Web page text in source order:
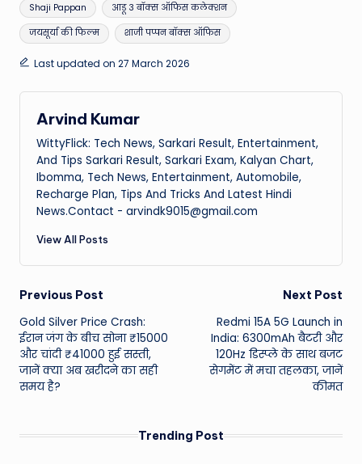
Shaji Pappan आडू 3 बॉक्स ऑफिस कलेक्शन
जयसूर्या की फिल्म शाजी पप्पन बॉक्स ऑफिस
Last updated on 27 March 2026
Arvind Kumar
WittyFlick: Tech News, Sarkari Result, Entertainment,
And Tips Sarkari Result, Sarkari Exam, Kalyan Chart,
Ibomma, Tech News, Entertainment, Automobile,
Recharge Plan, Tips And Tricks And Latest Hindi
News.Contact - arvindk9015@gmail.com
View All Posts
Post
navigation
Previous Post
Gold Silver Price Crash:
ईरान जंग के बीच सोना ₹15000
और चांदी ₹41000 हुई सस्ती,
जानें क्या अब खरीदने का सही
समय है?
Next Post
Redmi 15A 5G Launch in
India: 6300mAh बैटरी और
120Hz डिस्प्ले के साथ बजट
सेगमेंट में मचा तहलका, जानें
कीमत
Trending Post